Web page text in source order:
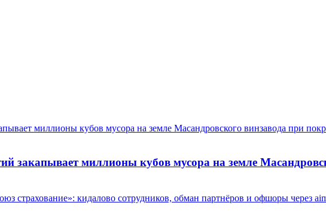
закапывает миллионы кубов мусора на земле